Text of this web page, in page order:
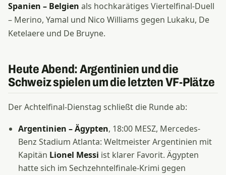
Spanien – Belgien als hochkarätiges Viertelfinal-Duell
– Merino, Yamal und Nico Williams gegen Lukaku, De
Ketelaere und De Bruyne.
Heute Abend: Argentinien und die
Schweiz spielen um die letzten VF-Plätze
Der Achtelfinal-Dienstag schließt die Runde ab:
Argentinien – Ägypten, 18:00 MESZ, Mercedes-
Benz Stadium Atlanta: Weltmeister Argentinien mit
Kapitän Lionel Messi ist klarer Favorit. Ägypten
hatte sich im Sechzehntelfinale-Krimi gegen